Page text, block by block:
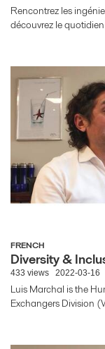
Rencontrez les
découvrez le quotidien
FRENCH
Diversity &
433 views 2022-03-16
Luis Marchal is the
Exchangers Division